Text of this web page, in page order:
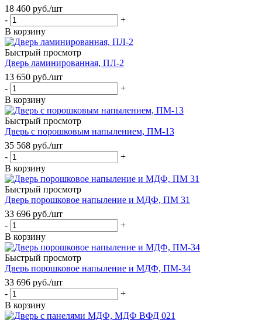
18 460 руб./шт
-
+
В корзину
Быстрый просмотр
Дверь ламинированная, ПЛ-2
13 650 руб./шт
-
+
В корзину
Быстрый просмотр
Дверь с порошковым напылением, ПМ-13
35 568 руб./шт
-
+
В корзину
Быстрый просмотр
Дверь порошковое напыление и МДФ, ПМ 31
33 696 руб./шт
-
+
В корзину
Быстрый просмотр
Дверь порошковое напыление и МДФ, ПМ-34
33 696 руб./шт
-
+
В корзину